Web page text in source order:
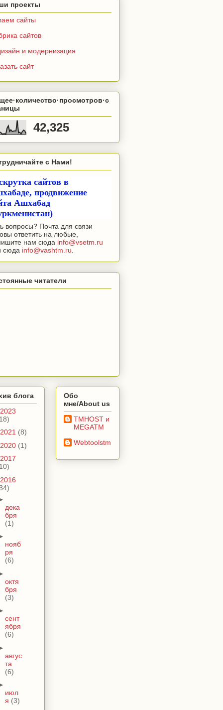
проекты
сайты
сайтов
и модернизация
сайт
42,325
с Нами!
сайтов в
продвижение
Ашхабад
вопросы? Почта для связи
ответить на любые,
нам сюда info@vsetm.ru
сюда info@vashtm.ru
читатели
блога
2023
2021 (8)
2020 (1)
2017
2016
дека
бря
(1)
нояб
ря
(6)
октя
бря
(3)
сент
ября
(6)
авгус
та
(6)
июл
я (3)
Обо
мне/About us
TMHOST и
MEGATM
Webtoolstm